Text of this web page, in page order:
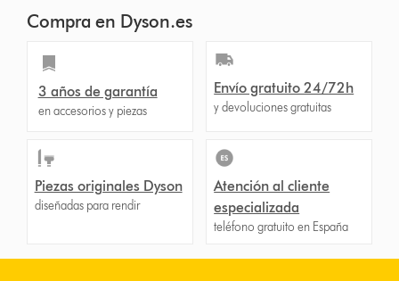
Compra en Dyson.es
3 años de garantía
en accesorios y piezas
Envío gratuito 24/72h
y devoluciones gratuitas
Piezas originales Dyson
diseñadas para rendir
Atención al cliente
especializada
teléfono gratuito en España